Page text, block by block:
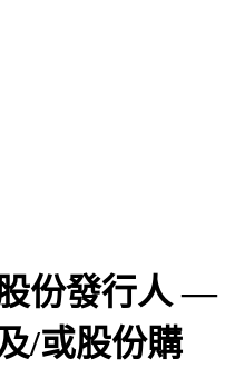
份發行人 —
/或股份購